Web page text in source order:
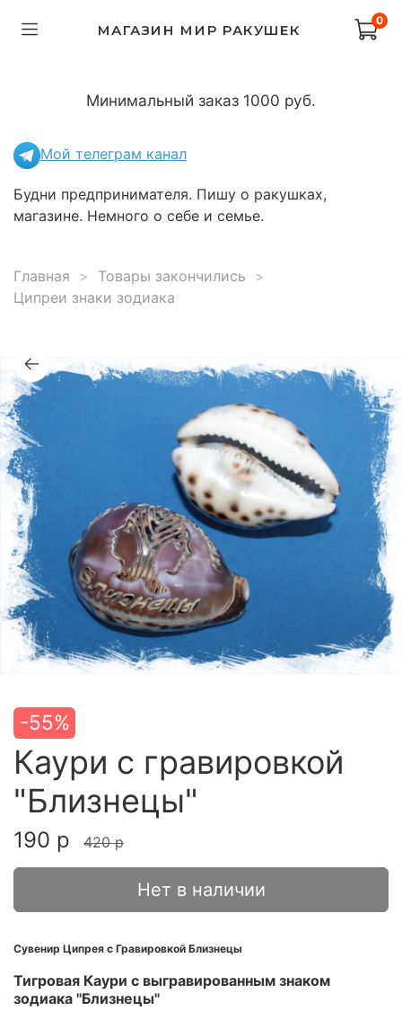
МАГАЗИН МИР РАКУШЕК
0
Минимальный заказ 1000 руб.
Мой телеграм канал
Будни предпринимателя. Пишу о ракушках,
магазине. Немного о себе и семье.
Главная
Товары закончились
Ципреи знаки зодиака
-55%
Каури с гравировкой
"Близнецы"
190 р 420 р
Нет в наличии
Сувенир Ципрея с Гравировкой Близнецы
Тигровая Каури с выгравированным знаком
зодиака "Близнецы"